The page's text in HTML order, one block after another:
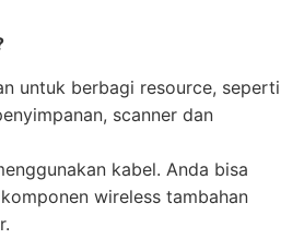
untuk berbagi resource, seperti
scanner dan
kabel. Anda bisa
wireless tambahan